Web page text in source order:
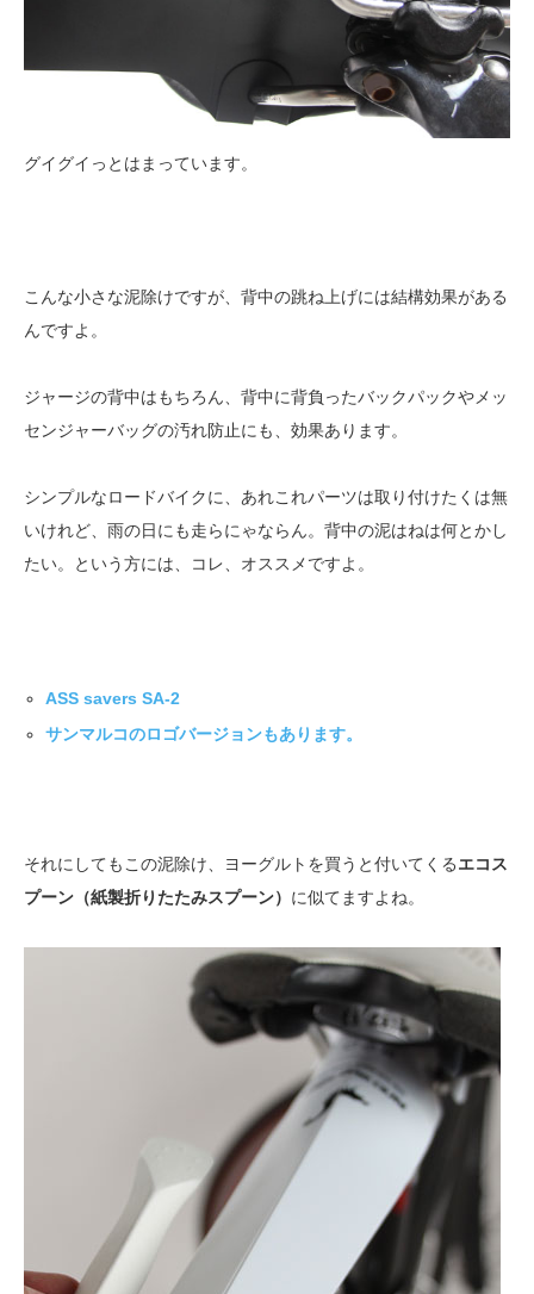
グイグイっとはまっています。
こんな小さな泥除けですが、背中の跳ね上げには結構効果がある
んですよ。
ジャージの背中はもちろん、背中に背負ったバックパックやメッ
センジャーバッグの汚れ防止にも、効果あります。
シンプルなロードバイクに、あれこれパーツは取り付けたくは無
いけれど、雨の日にも走らにゃならん。背中の泥はねは何とかし
たい。という方には、コレ、オススメですよ。
ASS savers SA-2
サンマルコのロゴバージョンもあります。
それにしてもこの泥除け、ヨーグルトを買うと付いてくるエコス
プーン（紙製折りたたみスプーン） に似てますよね。